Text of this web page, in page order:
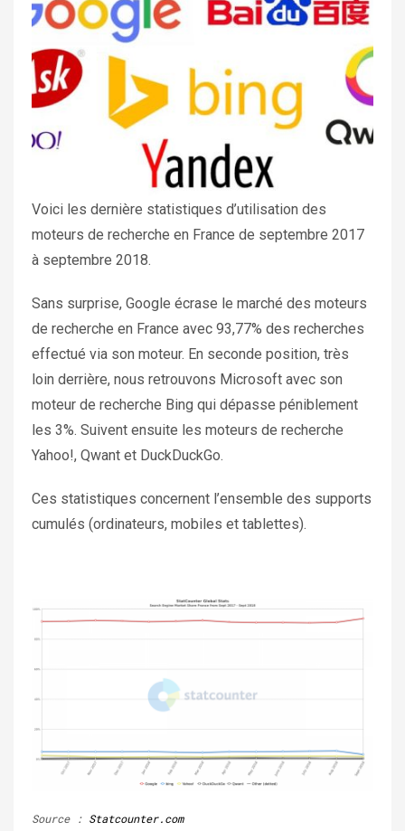
Voici les dernière statistiques d’utilisation des
moteurs de recherche en France de septembre 2017
à septembre 2018.
Sans surprise, Google écrase le marché des moteurs
de recherche en France avec 93,77% des recherches
effectué via son moteur. En seconde position, très
loin derrière, nous retrouvons Microsoft avec son
moteur de recherche Bing qui dépasse péniblement
les 3%. Suivent ensuite les moteurs de recherche
Yahoo!, Qwant et DuckDuckGo.
Ces statistiques concernent l’ensemble des supports
cumulés (ordinateurs, mobiles et tablettes).
Source : Statcounter.com